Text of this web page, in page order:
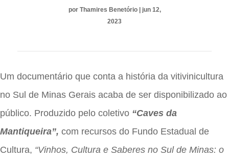
por Thamires Benetório| jun 12,
2023
Um documentário que conta a história da vitivinicultura
no Sul de Minas Gerais acaba de ser disponibilizado ao
público. Produzido pelo coletivo “Caves da
Mantiqueira”, com recursos do Fundo Estadual de
Cultura, “Vinhos, Cultura e Saberes no Sul de Minas: o